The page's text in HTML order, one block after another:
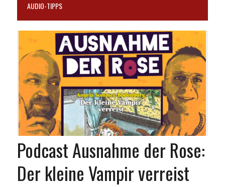
AUDIO-TIPPS
Podcast Ausnahme der Rose:
Der kleine Vampir verreist